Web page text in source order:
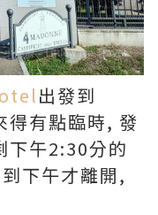
出發到
得有點臨時, 發
下午2:30分的
下午才離開,